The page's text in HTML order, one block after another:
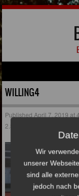
Skip to content
WILLING4
Published April 7, 2019 at
2.Spieltag
Wir
unserer
sind alle
jedoch nach